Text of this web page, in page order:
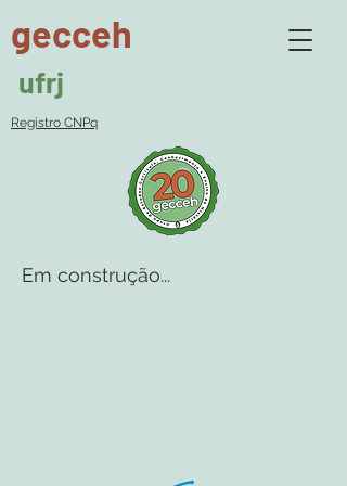
gecceh
ufrj
Registro CNPq
Em construção...